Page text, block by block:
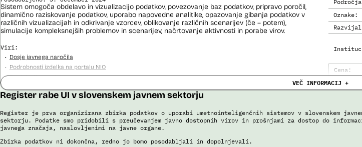
Oznake:
Cena:
Analiza
Sistem omogoča obdelavo in vizualizacijo podatkov, povezovanje baz podatkov, pripravo poročil,
dinamično raziskovanje podatkov, uporabo napovedne analitike, opazovanje gibanja podatkov v
različnih vizualizacijah in odkrivanje vzorcev, oblikovanje različnih scenarijev (če – potem),
simulacije kompleksnejših problemov in scenarijev, načrtovanje aktivnosti in porabe virov.
Viri:
Dosje javnega naročila
Podrobnosti izdelka na portalu NIO
Predstavitev projekta na gov.si
Odgovor na zahtevo za dostop do informacij javnega značaja
Promocijska zloženka Skrinja 2.0
Ocena učinka na osebne podatke
VEČ INFORMACIJ +
Register rabe UI v slovenskem javnem sektorju
Register je prva organizirana zbirka podatkov o uporabi umetnointeligenčnih sistemov v slovenskem
sektorju. Podatke smo pridobili s preučevanjem javno dostopnih virov in prošnjami za dostop do
javnega značaja, naslovljenimi na javne organe.
Zbirka podatkov ni dokončna, redno jo bomo posodabljali in dopolnjevali.